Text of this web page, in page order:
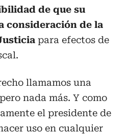
de que su
consideración de la
para efectos de
llamamos una
nada más. Y como
el presidente de
uso en cualquier